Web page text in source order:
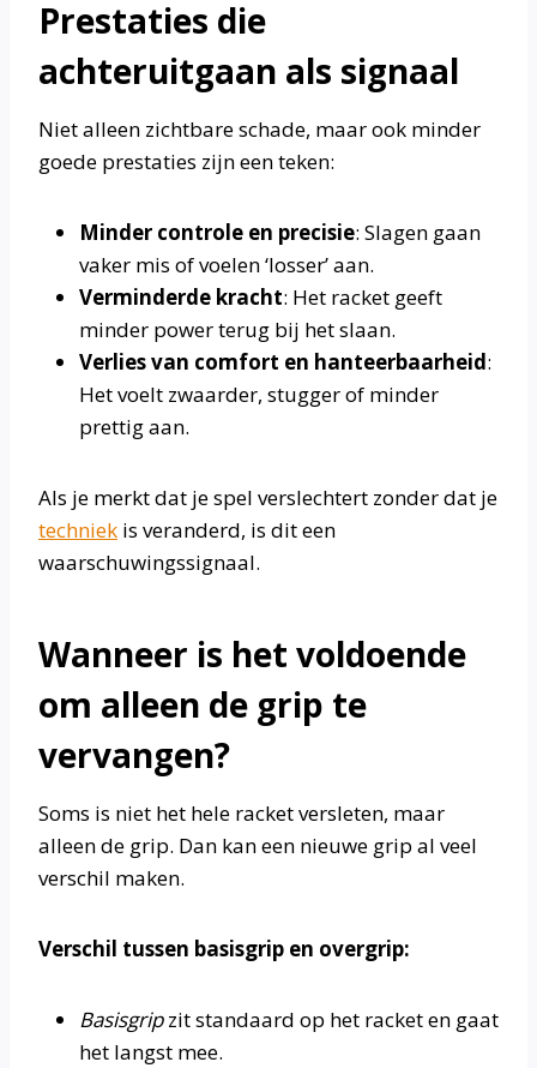
Prestaties die
achteruitgaan als signaal
Niet alleen zichtbare schade, maar ook minder
goede prestaties zijn een teken:
Minder controle en precisie: Slagen gaan
vaker mis of voelen ‘losser’ aan.
Verminderde kracht: Het racket geeft
minder power terug bij het slaan.
Verlies van comfort en hanteerbaarheid:
Het voelt zwaarder, stugger of minder
prettig aan.
Als je merkt dat je spel verslechtert zonder dat je
techniek is veranderd, is dit een
waarschuwingssignaal.
Wanneer is het voldoende
om alleen de grip te
vervangen?
Soms is niet het hele racket versleten, maar
alleen de grip. Dan kan een nieuwe grip al veel
verschil maken.
Verschil tussen basisgrip en overgrip:
Basisgripzit standaard op het racket en gaat
het langst mee.